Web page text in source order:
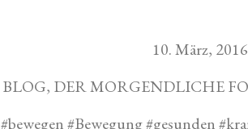
10. März, 2016
BLOG, DER MORGENDLICHE
#bewegen#Bewegung#gesunden#